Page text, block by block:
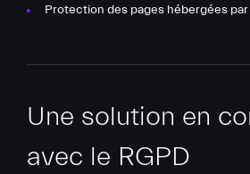
Protection des pages hébergées
Une solution en
avec le RGPD